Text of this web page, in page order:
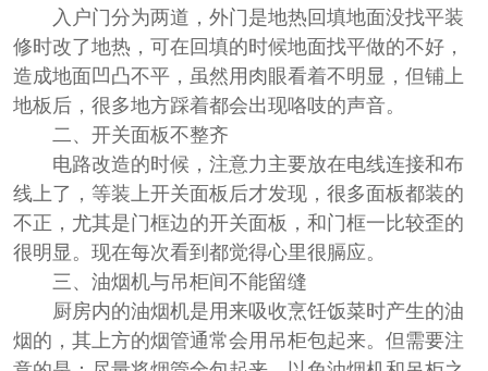
入户门分为两道，外门是地热回填地面没找平装
修时改了地热，可在回填的时候地面找平做的不好，
造成地面凹凸不平，虽然用肉眼看着不明显，但铺上
地板后，很多地方踩着都会出现咯吱的声音。
二、开关面板不整齐
电路改造的时候，注意力主要放在电线连接和布
线上了，等装上开关面板后才发现，很多面板都装的
不正，尤其是门框边的开关面板，和门框一比较歪的
很明显。现在每次看到都觉得心里很膈应。
三、油烟机与吊柜间不能留缝
厨房内的油烟机是用来吸收烹饪饭菜时产生的油
烟的，其上方的烟管通常会用吊柜包起来。但需要注